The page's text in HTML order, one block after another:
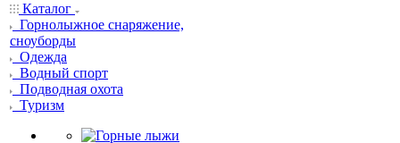
Каталог
Горнолыжное снаряжение,
сноуборды
Одежда
Водный спорт
Подводная охота
Туризм